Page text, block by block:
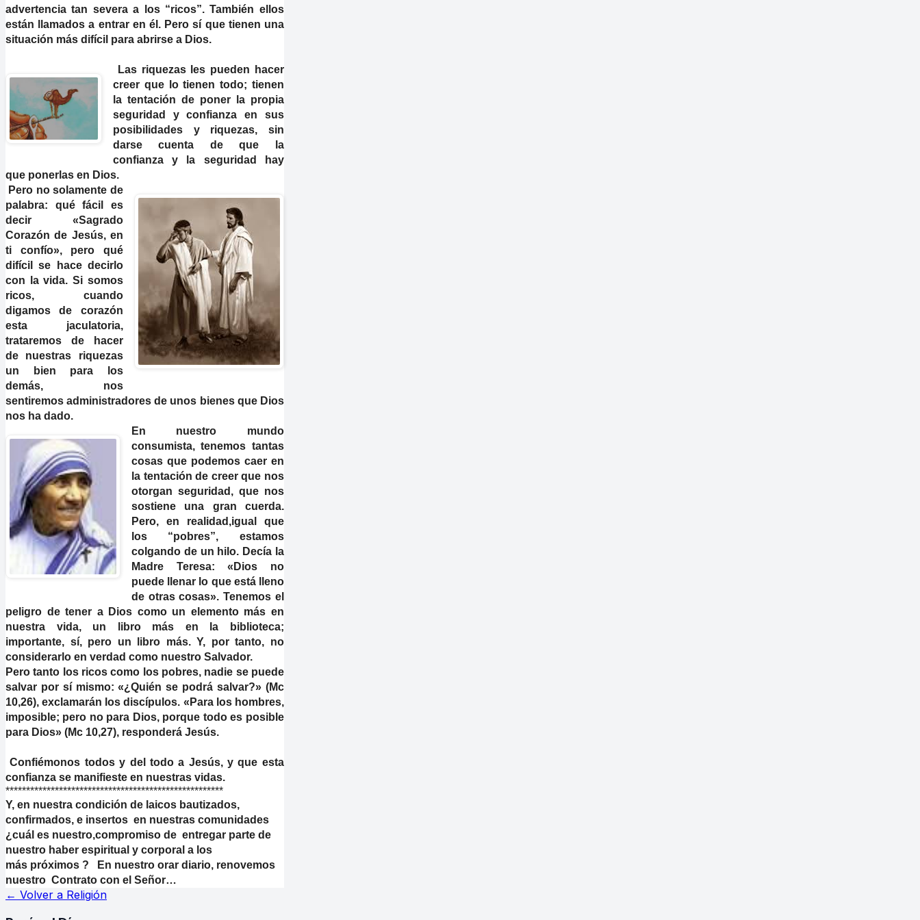
advertencia tan severa a los “ricos”. También ellos
están llamados a entrar en él. Pero sí que tienen una
situación más difícil para abrirse a Dios.
Las riquezas les pueden hacer
creer que lo tienen todo; tienen
la tentación de poner la propia
seguridad y confianza en sus
posibilidades y riquezas, sin
darse cuenta de que la
confianza y la seguridad hay
que ponerlas en Dios.
Pero no solamente de
palabra: qué fácil es
decir «Sagrado
Corazón de Jesús, en
ti confío», pero qué
difícil se hace decirlo
con la vida. Si somos
ricos, cuando
digamos de corazón
esta jaculatoria,
trataremos de hacer
de nuestras riquezas
un bien para los
demás, nos
sentiremos administradores de unos bienes que Dios
nos ha dado.
En nuestro mundo
consumista, tenemos tantas
cosas que podemos caer en
la tentación de creer que nos
otorgan seguridad, que nos
sostiene una gran cuerda.
Pero, en realidad,igual que
los “pobres”, estamos
colgando de un hilo. Decía la
Madre Teresa: «Dios no
puede llenar lo que está lleno
de otras cosas». Tenemos el
peligro de tener a Dios como un elemento más en
nuestra vida, un libro más en la biblioteca;
importante, sí, pero un libro más. Y, por tanto, no
considerarlo en verdad como nuestro Salvador.
Pero tanto los ricos como los pobres, nadie se puede
salvar por sí mismo: «¿Quién se podrá salvar?» (Mc
10,26), exclamarán los discípulos. «Para los hombres,
imposible; pero no para Dios, porque todo es posible
para Dios» (Mc 10,27), responderá Jesús.
Confiémonos todos y del todo a Jesús, y que esta
confianza se manifieste en nuestras vidas.
*****************************************************
Y, en nuestra condición de laicos bautizados,
confirmados, e insertos en nuestras comunidades
¿cuál es nuestro,compromiso de entregar parte de
nuestro haber espiritual y corporal a los
más próximos ? En nuestro orar diario, renovemos
nuestro Contrato con el Señor…
← Volver a Religión